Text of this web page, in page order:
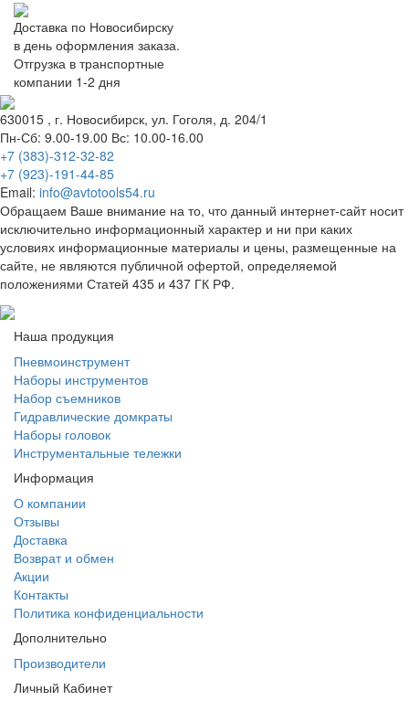
Доставка по Новосибирску
в день оформления заказа.
Отгрузка в транспортные
компании 1-2 дня
630015 , г. Новосибирск, ул. Гоголя, д. 204/1
Пн-Сб: 9.00-19.00 Вс: 10.00-16.00
+7 (383)-312-32-82
+7 (923)-191-44-85
Email: info@avtotools54.ru
Обращаем Ваше внимание на то, что данный интернет-сайт носит
исключительно информационный характер и ни при каких
условиях информационные материалы и цены, размещенные на
сайте, не являются публичной офертой, определяемой
положениями Статей 435 и 437 ГК РФ.
Наша продукция
Пневмоинструмент
Наборы инструментов
Набор съемников
Гидравлические домкраты
Наборы головок
Инструментальные тележки
Информация
О компании
Отзывы
Доставка
Возврат и обмен
Акции
Контакты
Политика конфиденциальности
Дополнительно
Производители
Личный Кабинет